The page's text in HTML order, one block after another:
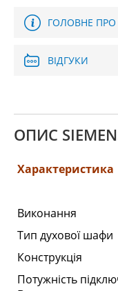
ГОЛОВНЕ ПРО
ВІДГУКИ
ОПИС
Характеристика
Виконання
Тип духової шафи
Конструкція
Потужність